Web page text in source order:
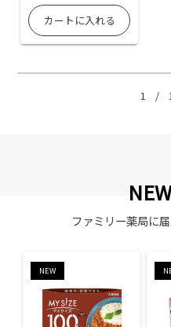
1 /
ファミリー薬局に
NEW